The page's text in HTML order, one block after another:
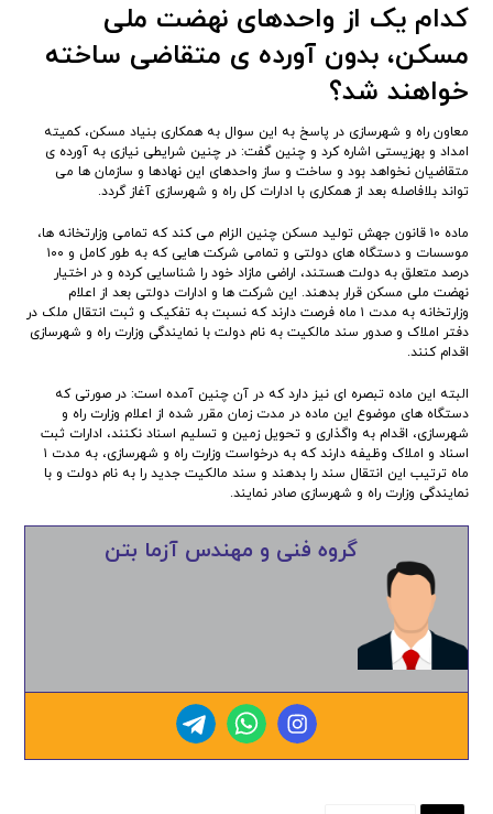
کدام یک از واحدهای نهضت ملی
مسکن، بدون آورده ی متقاضی ساخته
خواهند شد؟
معاون راه و شهرسازی در پاسخ به این سوال به همکاری بنیاد مسکن، کمیته
امداد و بهزیستی اشاره کرد و چنین گفت: در چنین شرایطی نیازی به آورده ی
متقاضیان نخواهد بود و ساخت و ساز واحدهای این نهادها و سازمان ها می
تواند بلافاصله بعد از همکاری با ادارات کل راه و شهرسازی آغاز گردد.
ماده ۱۰ قانون جهش تولید مسکن چنین الزام می کند که تمامی وزارتخانه ها،
موسسات و دستگاه های دولتی و تمامی شرکت هایی که به طور کامل و ۱۰۰
درصد متعلق به دولت هستند، اراضی مازاد خود را شناسایی کرده و در اختیار
نهضت ملی مسکن قرار بدهند. این شرکت ها و ادارات دولتی بعد از اعلام
وزارتخانه به مدت ۱ ماه فرصت دارند که نسبت به تفکیک و ثبت انتقال ملک در
دفتر املاک و صدور سند مالکیت به نام دولت با نمایندگی وزارت راه و شهرسازی
اقدام کنند.
البته این ماده تبصره ای نیز دارد که در آن چنین آمده است: در صورتی که
دستگاه های موضوع این ماده در مدت زمان مقرر شده از اعلام وزارت راه و
شهرسازی، اقدام به واگذاری و تحویل زمین و تسلیم اسناد نکنند، ادارات ثبت
اسناد و املاک وظیفه دارند که به درخواست وزارت راه و شهرسازی، به مدت ۱
ماه ترتیب این انتقال سند را بدهند و سند مالکیت جدید را به نام دولت و با
نمایندگی وزارت راه و شهرسازی صادر نمایند.
گروه فنی و مهندس آزما بتن